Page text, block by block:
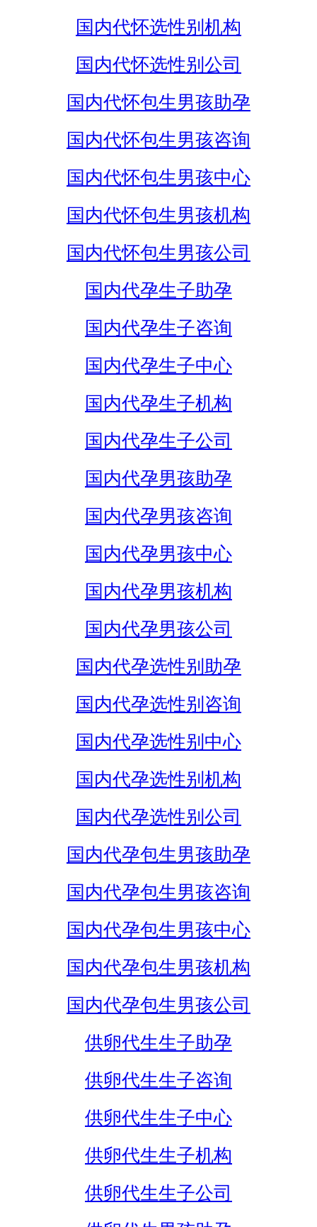
国内代怀选性别机构
国内代怀选性别公司
国内代怀包生男孩助孕
国内代怀包生男孩咨询
国内代怀包生男孩中心
国内代怀包生男孩机构
国内代怀包生男孩公司
国内代孕生子助孕
国内代孕生子咨询
国内代孕生子中心
国内代孕生子机构
国内代孕生子公司
国内代孕男孩助孕
国内代孕男孩咨询
国内代孕男孩中心
国内代孕男孩机构
国内代孕男孩公司
国内代孕选性别助孕
国内代孕选性别咨询
国内代孕选性别中心
国内代孕选性别机构
国内代孕选性别公司
国内代孕包生男孩助孕
国内代孕包生男孩咨询
国内代孕包生男孩中心
国内代孕包生男孩机构
国内代孕包生男孩公司
供卵代生生子助孕
供卵代生生子咨询
供卵代生生子中心
供卵代生生子机构
供卵代生生子公司